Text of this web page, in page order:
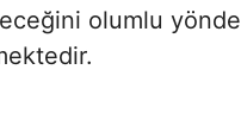
olumlu yönde